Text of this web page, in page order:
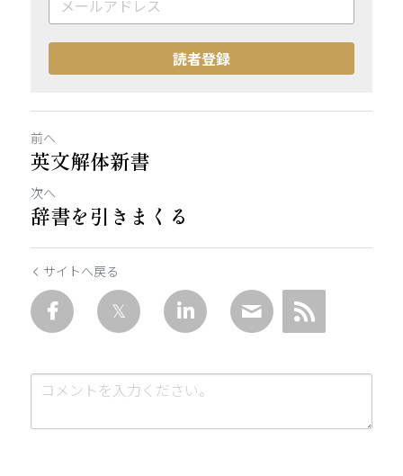
読者登録
前へ
英文解体新書
次へ
辞書を引きまくる
サイトへ戻る